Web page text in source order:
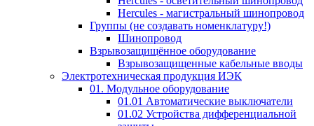
Hercules - магистральный шинопровод
Группы (не создавать номенклатуру!)
Шинопровод
Взрывозащищённое оборудование
Взрывозащищенные кабельные вводы
Электротехническая продукция ИЭК
01. Модульное оборудование
01.01 Автоматические выключатели
01.02 Устройства дифференциальной